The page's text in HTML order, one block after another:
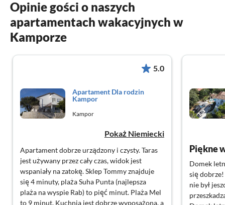
Opinie gości o naszych
apartamentach wakacyjnych w
Kamporze
5.0
Apartament Dla rodzin
Kampor
Kampor
Pokaż Niemiecki
Apartament dobrze urządzony i czysty. Taras
jest używany przez cały czas, widok jest
wspaniały na zatokę. Sklep Tommy znajduje
się 4 minuty, plaża Suha Punta (najlepsza
plaża na wyspie Rab) to pięć minut. Plaża Mel
to 9 minut. Kuchnia jest dobrze wyposażona, a
Piękne
Domek
się dobrze!
nie był